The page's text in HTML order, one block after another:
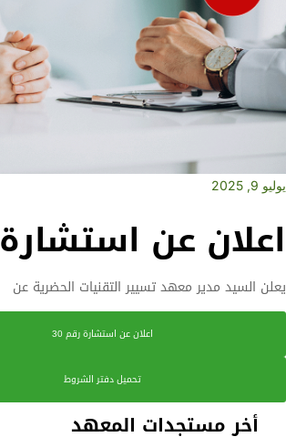
أخر مستجدات المعهد
يوليو 9, 2025
اعلان عن استشارة
يعلن السيد مدير معهد تسيير التقنيات الحضرية عن
اعلان عن استشارة رقم 30
تحميل دفتر الشروط